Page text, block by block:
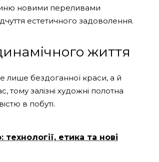
новими переливами
естетичного задоволення.
життя
лише бездоганної краси, а й
тому залізні художні полотна
в побуті.
етика та нові